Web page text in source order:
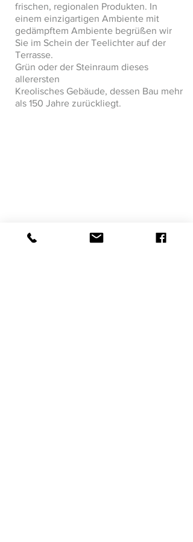
frischen, regionalen Produkten. In
einem einzigartigen Ambiente mit
gedämpftem Ambiente begrüßen wir
Sie im Schein der Teelichter auf der
Terrasse.
Grün oder der Steinraum dieses
allerersten
Kreolisches Gebäude, dessen Bau mehr
als 150 Jahre zurückliegt.